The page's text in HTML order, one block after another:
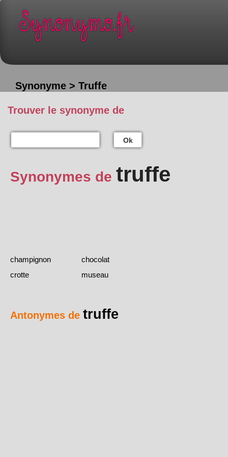
Synonyme > Truffe
Trouver le synonyme de
Ok
Synonymes de truffe
champignon
chocolat
crotte
museau
Antonymes de truffe